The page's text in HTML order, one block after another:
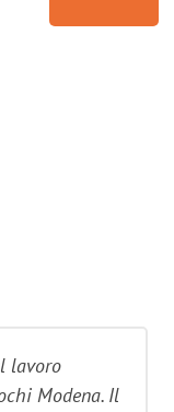
lavoro
Modena. Il